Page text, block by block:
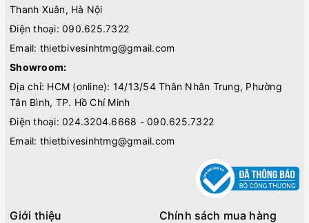
Thanh Xuân, Hà Nội
Điện thoại: 090.625.7322
Email: thietbivesinhtmg@gmail.com
Showroom:
Địa chỉ: HCM (online): 14/13/54 Thân Nhân Trung, Phường
Tân Bình, TP. Hồ Chí Minh
Điện thoại: 024.3204.6668 - 090.625.7322
Email: thietbivesinhtmg@gmail.com
Giới thiệu Chính sách mua hàng